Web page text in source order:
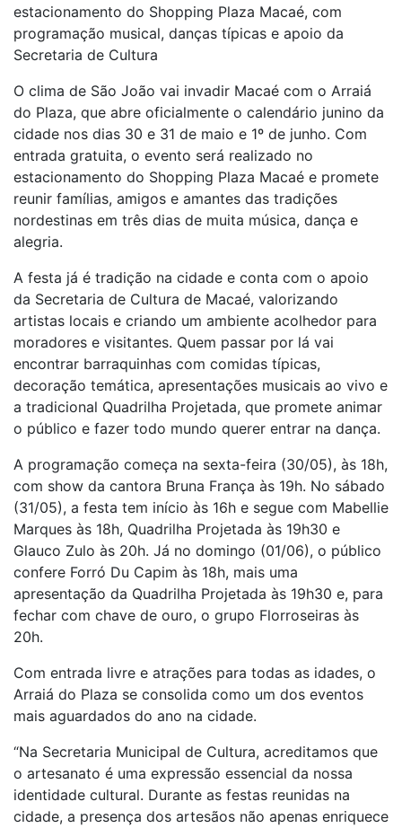
estacionamento do Shopping Plaza Macaé, com
programação musical, danças típicas e apoio da
Secretaria de Cultura
O clima de São João vai invadir Macaé com o Arraiá
do Plaza, que abre oficialmente o calendário junino da
cidade nos dias 30 e 31 de maio e 1º de junho. Com
entrada gratuita, o evento será realizado no
estacionamento do Shopping Plaza Macaé e promete
reunir famílias, amigos e amantes das tradições
nordestinas em três dias de muita música, dança e
alegria.
A festa já é tradição na cidade e conta com o apoio
da Secretaria de Cultura de Macaé, valorizando
artistas locais e criando um ambiente acolhedor para
moradores e visitantes. Quem passar por lá vai
encontrar barraquinhas com comidas típicas,
decoração temática, apresentações musicais ao vivo e
a tradicional Quadrilha Projetada, que promete animar
o público e fazer todo mundo querer entrar na dança.
A programação começa na sexta-feira (30/05), às 18h,
com show da cantora Bruna França às 19h. No sábado
(31/05), a festa tem início às 16h e segue com Mabellie
Marques às 18h, Quadrilha Projetada às 19h30 e
Glauco Zulo às 20h. Já no domingo (01/06), o público
confere Forró Du Capim às 18h, mais uma
apresentação da Quadrilha Projetada às 19h30 e, para
fechar com chave de ouro, o grupo Florroseiras às
20h.
Com entrada livre e atrações para todas as idades, o
Arraiá do Plaza se consolida como um dos eventos
mais aguardados do ano na cidade.
“Na Secretaria Municipal de Cultura, acreditamos que
o artesanato é uma expressão essencial da nossa
identidade cultural. Durante as festas reunidas na
cidade, a presença dos artesãos não apenas enriquece